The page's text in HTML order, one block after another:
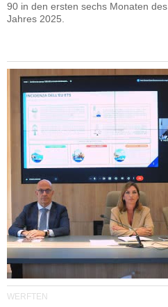
90 in den ersten sechs Monaten des
Jahres 2025.
WERFTEN